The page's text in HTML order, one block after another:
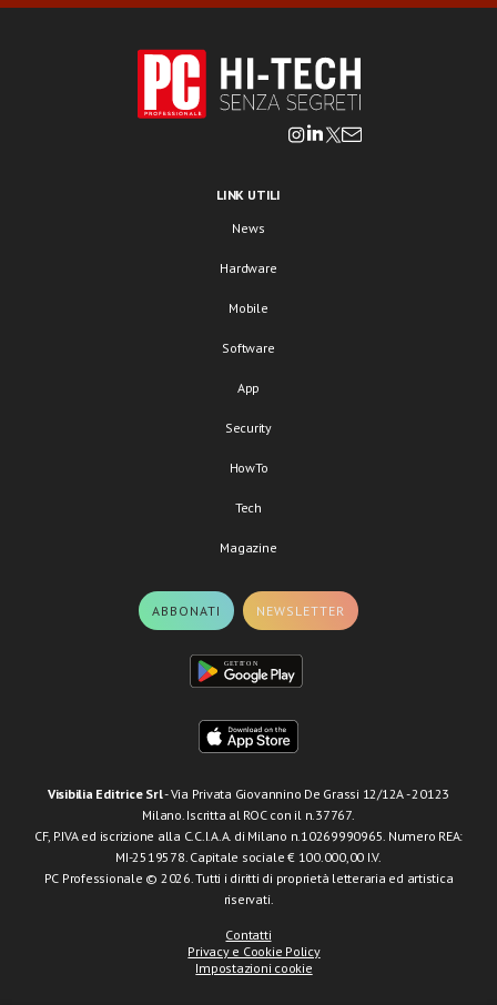
LINK UTILI
News
Hardware
Mobile
Software
App
Security
HowTo
Tech
Magazine
ABBONATI NEWSLETTER
Visibilia Editrice Srl- Via Privata Giovannino De Grassi 12/12A - 20123
Milano. Iscritta al ROC con il n.37767.
CF, P.IVA ed iscrizione alla C.C.I.A.A. di Milano n.10269990965. Numero REA:
MI-2519578. Capitale sociale € 100.000,00 I.V.
PC Professionale © 2026. Tutti i diritti di proprietà letteraria ed artistica
riservati.
Contatti
Privacy e Cookie Policy
Impostazioni cookie